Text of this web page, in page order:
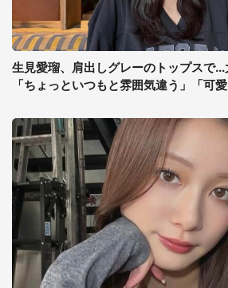
生見愛瑠、肩出しグレーのトップスで
「ちょっといつもと雰囲気違う」「可